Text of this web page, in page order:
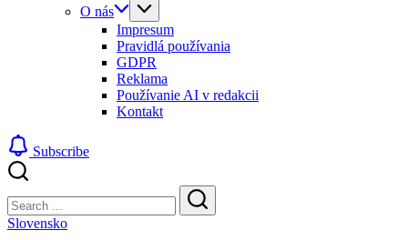
O nás
Impresum
Pravidlá používania
GDPR
Reklama
Používanie AI v redakcii
Kontakt
Subscribe
Search
Search
Slovensko